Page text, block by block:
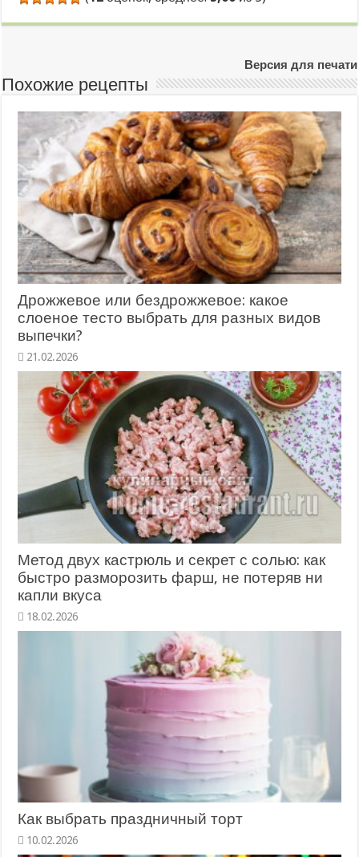
Версия для печати
Похожие рецепты
Дрожжевое или бездрожжевое: какое
слоеное тесто выбрать для разных видов
выпечки?
21.02.2026
Метод двух кастрюль и секрет с солью: как
быстро разморозить фарш, не потеряв ни
капли вкуса
18.02.2026
Как выбрать праздничный торт
10.02.2026